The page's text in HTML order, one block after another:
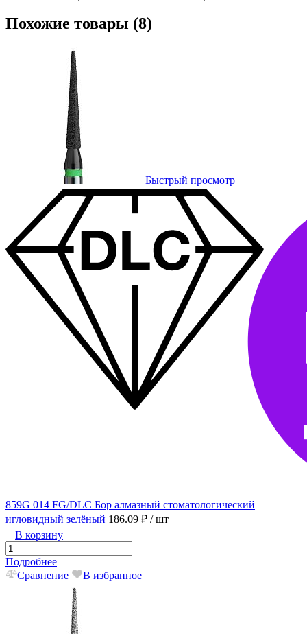
Похожие товары (8)
Быстрый просмотр
859G 014 FG/DLC Бор алмазный стоматологический
игловидный зелёный 186.09 ₽ / шт
В корзину
Подробнее
Сравнение
В избранное